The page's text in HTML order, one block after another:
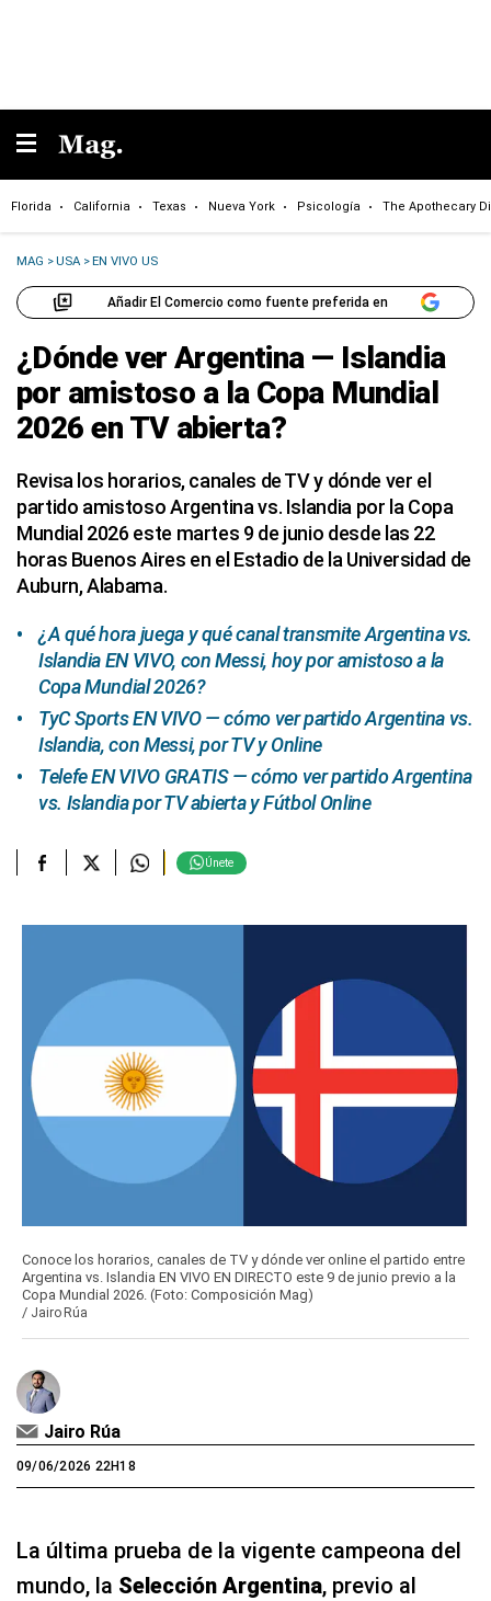
Florida California Texas Nueva York Psicología The Apothecary
MAG >USA >EN VIVO US
Añadir El Comercio como fuente preferida en
¿Dónde ver Argentina — Islandia
por amistoso a la Copa Mundial
2026 en TV abierta?
Revisa los horarios, canales de TV y dónde ver el
partido amistoso Argentina vs. Islandia por la Copa
Mundial 2026 este martes 9 de junio desde las 22
horas Buenos Aires en el Estadio de la Universidad de
Auburn, Alabama.
¿A qué hora juega y qué canal transmite Argentina vs.
Islandia EN VIVO, con Messi, hoy por amistoso a la
Copa Mundial 2026?
TyC Sports EN VIVO — cómo ver partido Argentina vs.
Islandia, con Messi, por TV y Online
Telefe EN VIVO GRATIS — cómo ver partido Argentina
vs. Islandia por TV abierta y Fútbol Online
Únete
Conoce los horarios, canales de TV y dónde ver online el partido entre
Argentina vs. Islandia EN VIVO EN DIRECTO este 9 de junio previo a la
Copa Mundial 2026. (Foto: Composición Mag)
/ Jairo Rúa
Jairo Rúa
09/06/2026 22H18
La última prueba de la vigente campeona del
mundo, la Selección Argentina, previo al